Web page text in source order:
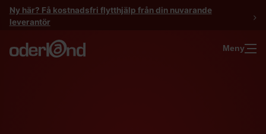
GåNy här? Få kostnadsfri flytthjälp från din nuvarande
leverantör
Meny